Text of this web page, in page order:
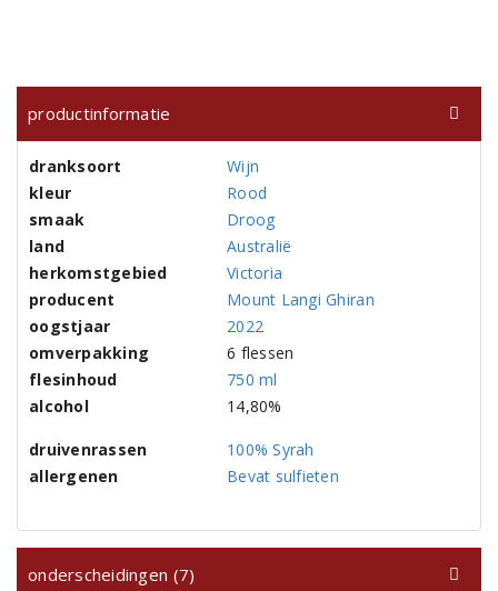
productinformatie
dranksoort
Wijn
kleur
Rood
smaak
Droog
land
Australië
herkomstgebied
Victoria
producent
Mount Langi Ghiran
oogstjaar
2022
omverpakking
6 flessen
flesinhoud
750 ml
alcohol
14,80%
druivenrassen
100% Syrah
allergenen
Bevat sulfieten
onderscheidingen (7)